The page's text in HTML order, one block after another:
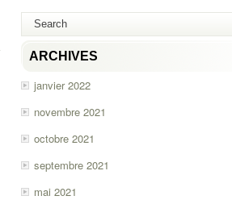
GoPro,
Perfect
ARCHIVES
janvier 2022
novembre 2021
octobre 2021
septembre 2021
mai 2021